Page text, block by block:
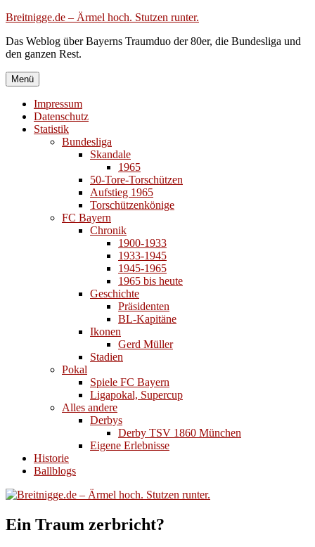
Zum
springen
Breitnigge.de – Ärmel hoch. Stutzen runter.
Das Weblog über Bayerns Traumduo der 80er, die Bundesliga und
den ganzen Rest.
Menü
Impressum
Datenschutz
Statistik
Bundesliga
Skandale
1965
50-Tore-Torschützen
Aufstieg 1965
Torschützenkönige
FC Bayern
Chronik
1900-1933
1933-1945
1945-1965
1965 bis heute
Geschichte
Präsidenten
BL-Kapitäne
Ikonen
Gerd Müller
Stadien
Pokal
Spiele FC Bayern
Ligapokal, Supercup
Alles andere
Derbys
Derby TSV 1860 München
Eigene Erlebnisse
Historie
Ballblogs
Ein Traum zerbricht?